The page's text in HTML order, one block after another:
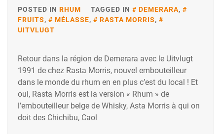
POSTED IN RHUM TAGGED IN DEMERARA,
FRUITS, MÉLASSE, RASTA MORRIS,
UITVLUGT
Retour dans la région de Demerara avec le Uitvlugt
1991 de chez Rasta Morris, nouvel embouteilleur
dans le monde du rhum en en plus c’est du local ! Et
oui, Rasta Morris est la version « Rhum » de
l’embouteilleur belge de Whisky, Asta Morris à qui on
doit des Chichibu, Caol